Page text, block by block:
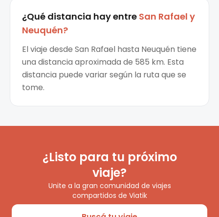
¿Qué distancia hay entre San Rafael y
Neuquén?
El viaje desde San Rafael hasta Neuquén tiene
una distancia aproximada de 585 km. Esta
distancia puede variar según la ruta que se
tome.
¿Listo para tu próximo
viaje?
Unite a la gran comunidad de viajes
compartidos de Viatik